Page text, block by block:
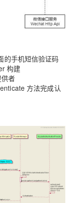
的手机短信验证码
构建
者
方法完成认